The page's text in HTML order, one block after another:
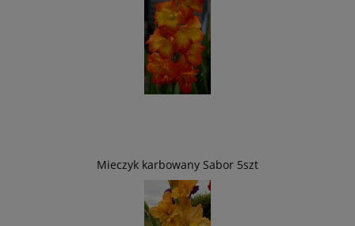
Mieczyk karbowany Sabor 5szt